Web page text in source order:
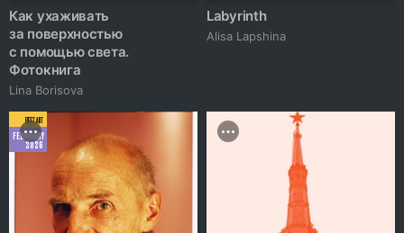
Как ухаживать
за поверхностью
с помощью света.
Фотокнига
Lina Borisova
Labyrinth
Аlisa Lapshina
BEST ART
FEBRUARY
2026